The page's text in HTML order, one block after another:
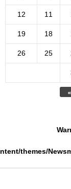
11
12
18
19
25
26
themes/